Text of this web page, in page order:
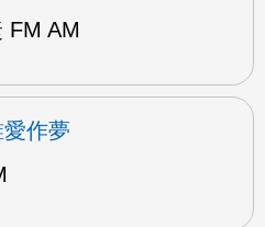
FM AM
作夢